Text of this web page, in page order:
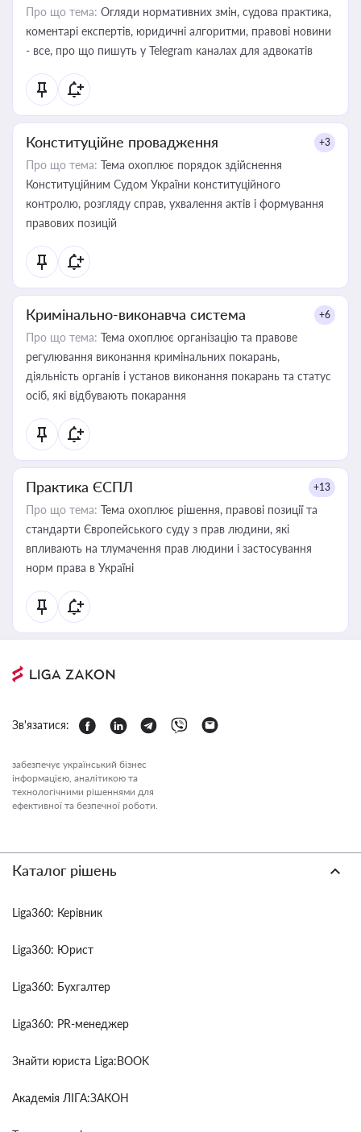
Про що тема: Огляди нормативних змін, судова практика,
коментарі експертів, юридичні алгоритми, правові новини
- все, про що пишуть у Telegram каналах для адвокатів
Конституційне провадження +3
Про що тема: Тема охоплює порядок здійснення
Конституційним Судом України конституційного
контролю, розгляду справ, ухвалення актів і формування
правових позицій
Кримінально-виконавча система +6
Про що тема: Тема охоплює організацію та правове
регулювання виконання кримінальних покарань,
діяльність органів і установ виконання покарань та статус
осіб, які відбувають покарання
Практика ЄСПЛ +13
Про що тема: Тема охоплює рішення, правові позиції та
стандарти Європейського суду з прав людини, які
впливають на тлумачення прав людини і застосування
норм права в Україні
Зв'язатися:
забезпечує український бізнес
інформацією, аналітикою та
технологічними рішеннями для
ефективної та безпечної роботи.
Каталог рішень
Liga360: Керівник
Liga360: Юрист
Liga360: Бухгалтер
Liga360: PR-менеджер
Знайти юриста Liga:BOOK
Академія ЛІГА:ЗАКОН